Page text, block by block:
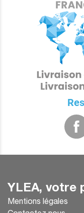
YLEA, votre
Mentions légales